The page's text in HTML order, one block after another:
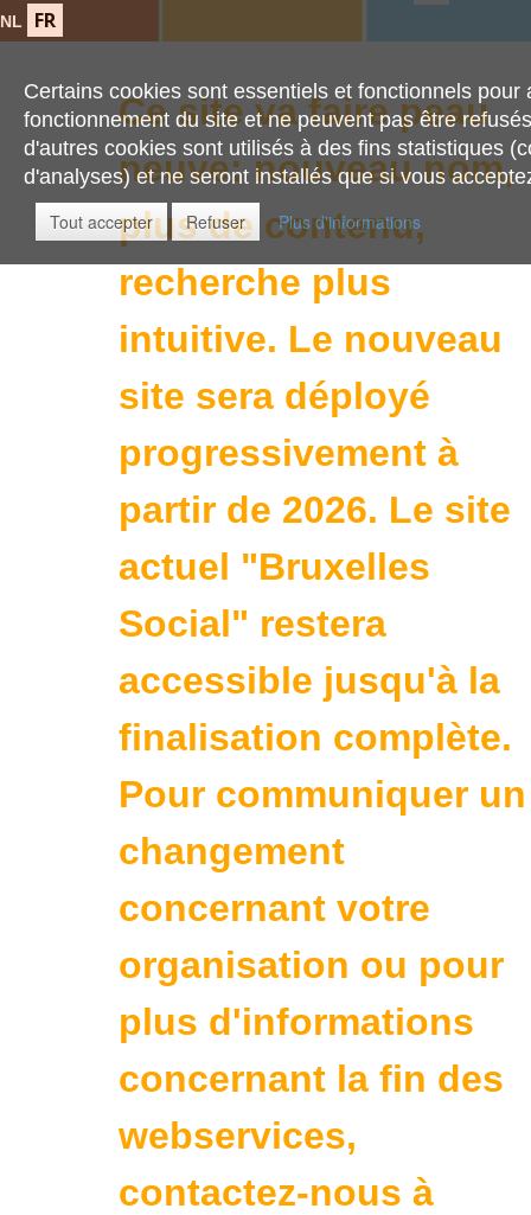
NL FR
Certains cookies sont essentiels et fonctionnels pour
fonctionnement du site et ne peuvent pas être
d'autres cookies sont utilisés à des fins statistiques
d'analyses) et ne seront installés que si vous
Tout accepter
Refuser Plus d'informations
Ce site va faire peau
neuve: nouveau nom,
plus de contenu,
recherche plus
intuitive. Le nouveau
site sera déployé
progressivement à
partir de 2026. Le site
actuel "Bruxelles
Social" restera
accessible jusqu'à la
finalisation complète.
Pour communiquer un
changement
concernant votre
organisation ou pour
plus d'informations
concernant la fin des
webservices,
contactez-nous à